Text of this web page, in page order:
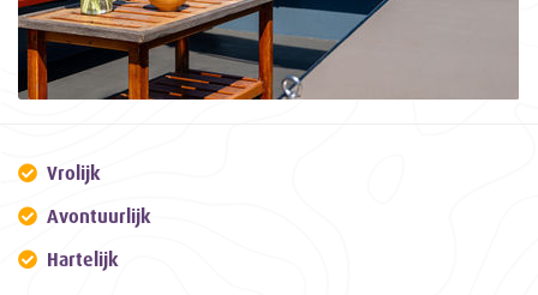
Vrolijk
Avontuurlijk
Hartelijk